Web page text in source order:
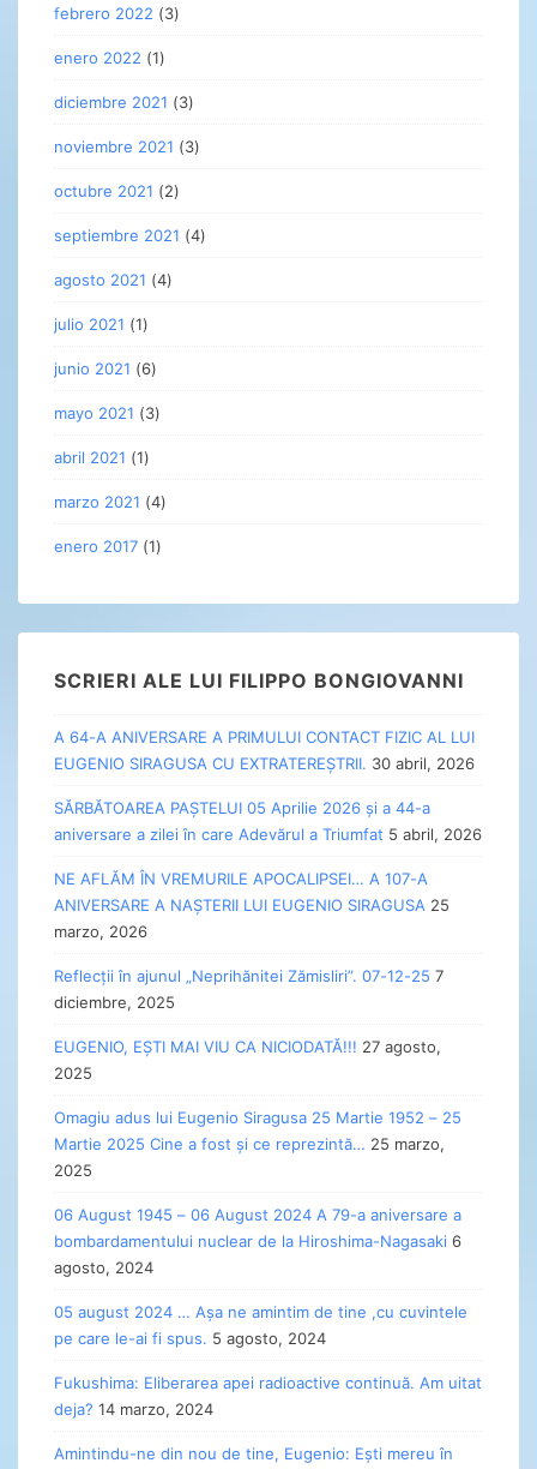
febrero 2022 (3)
enero 2022 (1)
diciembre 2021 (3)
noviembre 2021 (3)
octubre 2021 (2)
septiembre 2021 (4)
agosto 2021 (4)
julio 2021 (1)
junio 2021 (6)
mayo 2021 (3)
abril 2021 (1)
marzo 2021 (4)
enero 2017 (1)
SCRIERI ALE LUI FILIPPO BONGIOVANNI
A 64-A ANIVERSARE A PRIMULUI CONTACT FIZIC AL LUI
EUGENIO SIRAGUSA CU EXTRATEREȘTRII. 30 abril, 2026
SĂRBĂTOAREA PAȘTELUI 05 Aprilie 2026 și a 44-a
aniversare a zilei în care Adevărul a Triumfat 5 abril, 2026
NE AFLĂM ÎN VREMURILE APOCALIPSEI… A 107-A
ANIVERSARE A NAȘTERII LUI EUGENIO SIRAGUSA 25
marzo, 2026
Reflecții în ajunul „Neprihănitei Zămisliri”. 07-12-25 7
diciembre, 2025
EUGENIO, EȘTI MAI VIU CA NICIODATĂ!!! 27 agosto,
2025
Omagiu adus lui Eugenio Siragusa 25 Martie 1952 – 25
Martie 2025 Cine a fost și ce reprezintă… 25 marzo,
2025
06 August 1945 – 06 August 2024 A 79-a aniversare a
bombardamentului nuclear de la Hiroshima-Nagasaki 6
agosto, 2024
05 august 2024 … Așa ne amintim de tine ,cu cuvintele
pe care le-ai fi spus. 5 agosto, 2024
Fukushima: Eliberarea apei radioactive continuă. Am uitat
deja? 14 marzo, 2024
Amintindu-ne din nou de tine, Eugenio: Ești mereu în